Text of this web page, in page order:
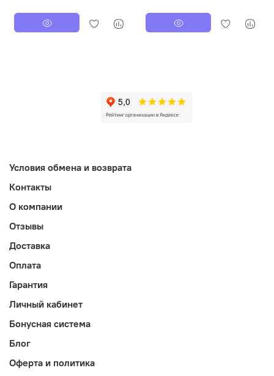
Условия обмена и возврата
Контакты
О компании
Отзывы
Доставка
Оплата
Гарантия
Личный кабинет
Бонусная система
Блог
Оферта и политика